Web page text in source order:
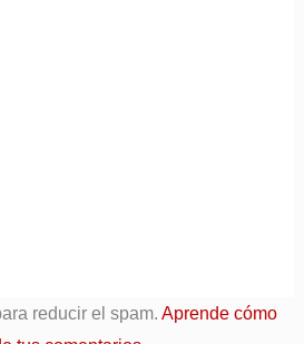
reducir el spam. Aprende cómo